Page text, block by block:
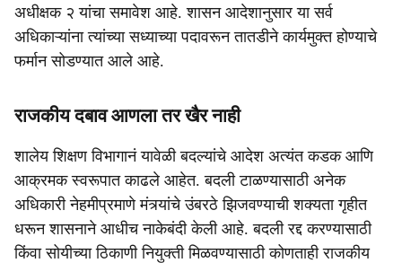
अधीक्षक २ यांचा समावेश आहे. शासन आदेशानुसार या सर्व
अधिकाऱ्यांना त्यांच्या सध्याच्या पदावरून तातडीने कार्यमुक्त होण्याचे
फर्मान सोडण्यात आले आहे.
राजकीय दबाव आणला तर खैर नाही
शालेय शिक्षण विभागानं यावेळी बदल्यांचे आदेश अत्यंत कडक आणि
आक्रमक स्वरूपात काढले आहेत. बदली टाळण्यासाठी अनेक
अधिकारी नेहमीप्रमाणे मंत्र्यांचे उंबरठे झिजवण्याची शक्यता गृहीत
धरून शासनाने आधीच नाकेबंदी केली आहे. बदली रद्द करण्यासाठी
किंवा सोयीच्या ठिकाणी नियुक्ती मिळवण्यासाठी कोणताही राजकीय